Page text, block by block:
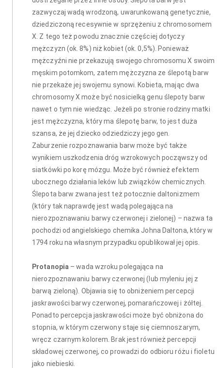
zazwyczaj wadą wrodzoną, uwarunkowaną genetycznie,
dziedziczoną recesywnie w sprzężeniu z chromosomem
X. Z tego też powodu znacznie częściej dotyczy
mężczyzn (ok. 8%) niż kobiet (ok. 0,5%). Ponieważ
mężczyźni nie przekazują swojego chromosomu X swoim
męskim potomkom, zatem mężczyzna ze ślepotą barw
nie przekaże jej swojemu synowi. Kobieta, mając dwa
chromosomy X może być nosicielką genu ślepoty barw
nawet o tym nie wiedząc. Jeżeli po stronie rodziny matki
jest mężczyzna, który ma ślepotę barw, to jest duża
szansa, że jej dziecko odziedziczy jego gen.
Zaburzenie rozpoznawania barw może być także
wynikiem uszkodzenia dróg wzrokowych począwszy od
siatkówki po korę mózgu. Może być również efektem
ubocznego działania leków lub związków chemicznych.
Ślepota barw zwana jest też potocznie daltonizmem
(który tak naprawdę jest wadą polegająca na
nierozpoznawaniu barwy czerwonej i zielonej) – nazwa ta
pochodzi od angielskiego chemika Johna Daltona, który w
1794 roku na własnym przypadku opublikował jej opis.
Protanopia – wada wzroku polegająca na
nierozpoznawaniu barwy czerwonej (lub myleniu jej z
barwą zieloną). Objawia się to obniżeniem percepcji
jaskrawości barwy czerwonej, pomarańczowej i żółtej.
Ponadto percepcja jaskrawości może być obniżona do
stopnia, w którym czerwony staje się ciemnoszarym,
wręcz czarnym kolorem. Brak jest również percepcji
składowej czerwonej, co prowadzi do odbioru różu i fioletu
jako niebieski.